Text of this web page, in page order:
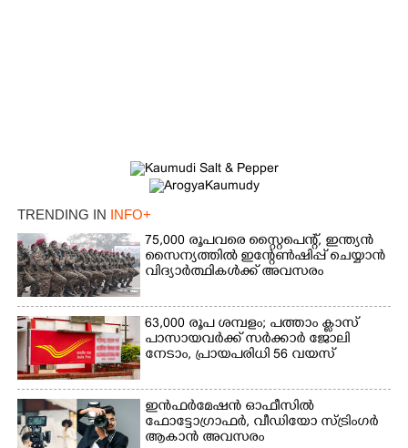
TRENDING IN INFO+
75,000 രൂപവരെ സ്റ്റൈപെന്റ്, ഇന്ത്യൻ
സൈന്യത്തിൽ ഇന്റേൺഷിപ്പ് ചെയ്യാൻ
വിദ്യാർത്ഥികൾക്ക് അവസരം
63,000 രൂപ ശമ്പളം; പത്താം ക്ലാസ്
പാസായവർക്ക് സർക്കാർ ജോലി
നേടാം, പ്രായപരിധി 56 വയസ്
ഇൻഫർമേഷൻ ഓഫീസിൽ
ഫോട്ടോഗ്രാഫർ, വീഡിയോ സ്ട്രിംഗർ
ആകാൻ അവസരം
Copy Link